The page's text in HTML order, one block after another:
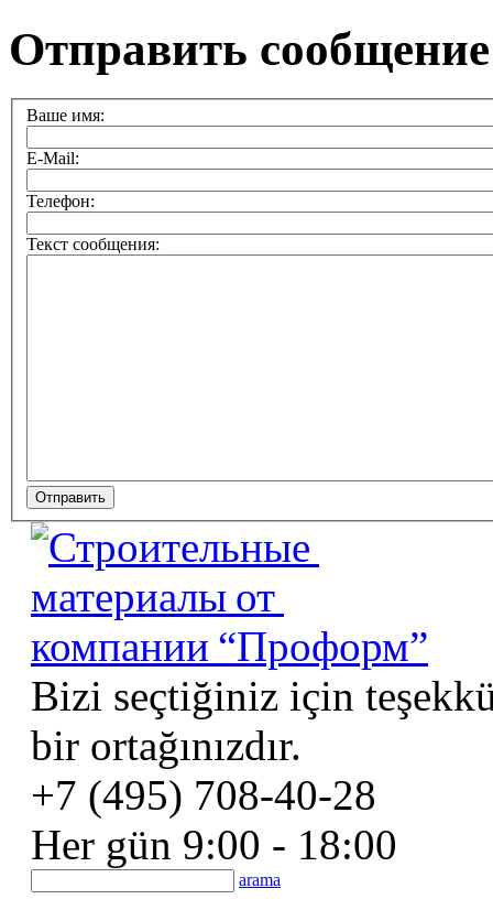
Отправить сообщение
Ваше имя:
E-Mail:
Телефон:
Текст сообщения:
Bizi seçtiğiniz için
bir ortağınızdır.
+7 (495) 708-40-28
Her gün 9:00 - 18:00
arama